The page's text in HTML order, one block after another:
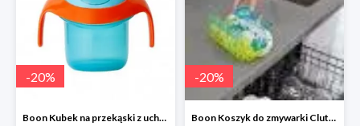
-20%
Boon Kubek na przekąski z uchwytami -20%
-20%
Boon Koszyk do zmywarki Clutch -20%